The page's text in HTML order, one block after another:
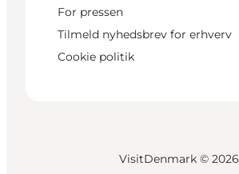
For pressen
Tilmeld nyhedsbrev for erhverv
Cookie politik
VisitDenmark © 2026